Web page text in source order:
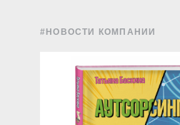
#НОВОСТИ КОМПАНИИ